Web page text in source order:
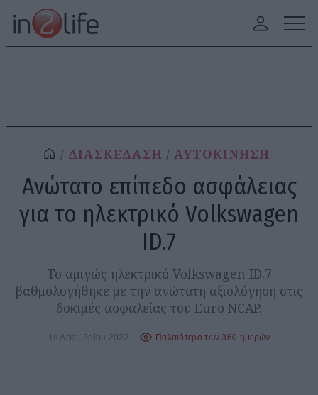
ΔΙΑΣΚΕΔΑΣΗ ΑΥΤΟΚΙΝΗΣΗ
Ανώτατο επίπεδο ασφάλειας
για το ηλεκτρικό Volkswagen
ID.7
Το αμιγώς ηλεκτρικό Volkswagen ID.7
βαθμολογήθηκε με την ανώτατη αξιολόγηση στις
δοκιμές ασφαλείας του Euro NCAP.
19 Δεκεμβρίου 2023 Παλαιότερο των 360 ημερών